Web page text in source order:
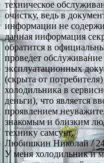
техническое
очистку, ведь в
информации не
данная информация
обратится в
проведет
эксплуатационных
(скрыта от
холодильника в
деньги), что является
проявлением
знакомым и близким
технику самсунг.
Любишкин Николай/
У меня холодильник и